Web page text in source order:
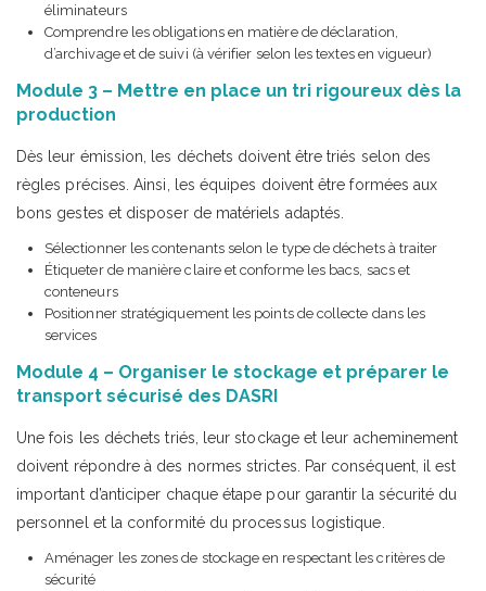
éliminateurs
Comprendre les obligations en matière de déclaration,
d’archivage et de suivi (à vérifier selon les textes en vigueur)
Module 3 – Mettre en place un tri rigoureux dès la
production
Dès leur émission, les déchets doivent être triés selon des
règles précises. Ainsi, les équipes doivent être formées aux
bons gestes et disposer de matériels adaptés.
Sélectionner les contenants selon le type de déchets à traiter
Étiqueter de manière claire et conforme les bacs, sacs et
conteneurs
Positionner stratégiquement les points de collecte dans les
services
Module 4 – Organiser le stockage et préparer le
transport sécurisé des DASRI
Une fois les déchets triés, leur stockage et leur acheminement
doivent répondre à des normes strictes. Par conséquent, il est
important d’anticiper chaque étape pour garantir la sécurité du
personnel et la conformité du processus logistique.
Aménager les zones de stockage en respectant les critères de
sécurité